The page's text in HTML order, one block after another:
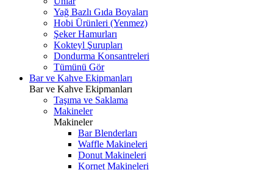
Yağ Bazlı Gıda Boyaları
Hobi Ürünleri (Yenmez)
Şeker Hamurları
Kokteyl Şurupları
Dondurma Konsantreleri
Tümünü Gör
Bar ve Kahve Ekipmanları
Bar ve Kahve Ekipmanları
Taşıma ve Saklama
Makineler
Makineler
Bar Blenderları
Waffle Makineleri
Donut Makineleri
Kornet Makineleri